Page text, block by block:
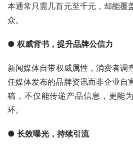
本通常只需几百元至千元，却能覆
众。
● 权威背书，提升品牌公信力
新闻媒体自带权威属性，消费者调
任媒体发布的品牌资讯而非企业自
稿，不仅能传递产品信息，更能
环。
● 长效曝光，持续引流